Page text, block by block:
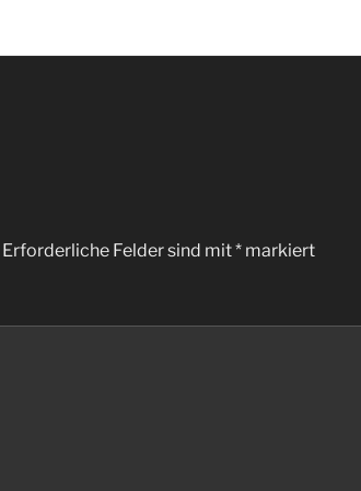
Erforderliche Felder sind mit* markiert